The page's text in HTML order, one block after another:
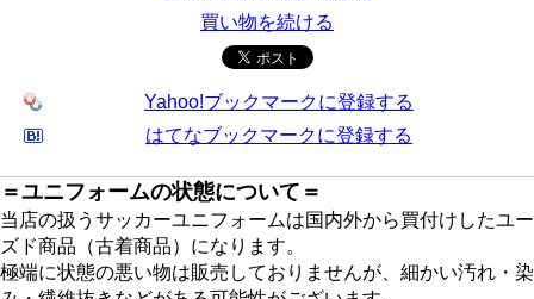
買い物を続ける
Yahoo!ブックマークに登録する
はてなブックマークに登録する
＝ユニフォームの状態について＝
当店の扱うサッカーユニフォームは国内外から買付けしたユー
ズド商品（古着商品）になります。
極端に状態の悪い物は販売しておりませんが、細かい汚れ・染